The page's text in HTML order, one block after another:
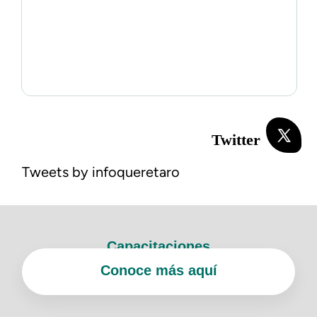
Twitter
Tweets by infoqueretaro
Capacitaciones
Conoce más aquí